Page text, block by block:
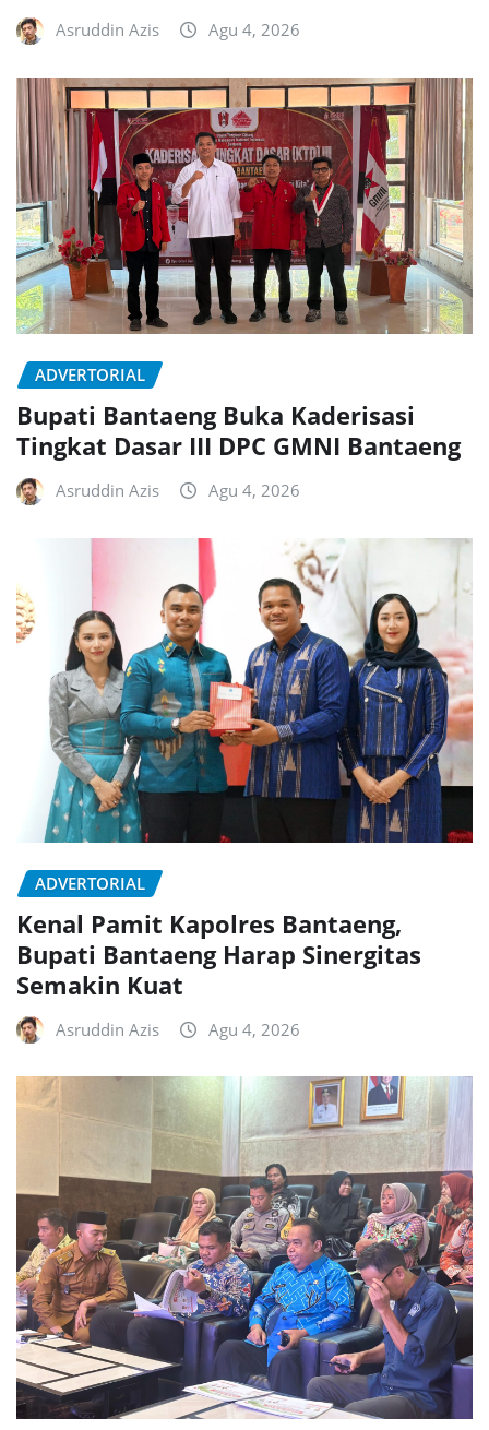
Asruddin Azis Agu 4, 2026
ADVERTORIAL
Bupati Bantaeng Buka Kaderisasi
Tingkat Dasar III DPC GMNI Bantaeng
Asruddin Azis Agu 4, 2026
ADVERTORIAL
Kenal Pamit Kapolres Bantaeng,
Bupati Bantaeng Harap Sinergitas
Semakin Kuat
Asruddin Azis Agu 4, 2026